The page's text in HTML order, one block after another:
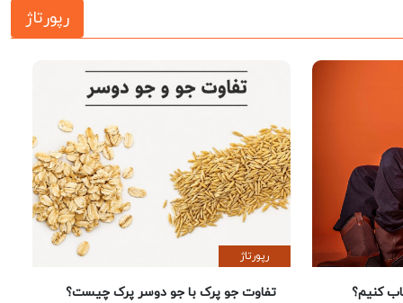
رپورتاژ
کنیم؟
رپورتاژ
تفاوت جو پرک با جو دوسر پرک چیست؟